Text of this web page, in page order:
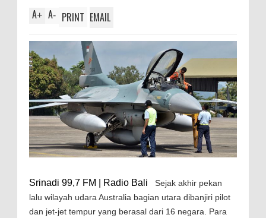
A+ A- PRINT EMAIL
Srinadi 99,7 FM | Radio Bali Sejak akhir pekan
lalu wilayah udara Australia bagian utara dibanjiri pilot
dan jet-jet tempur yang berasal dari 16 negara. Para